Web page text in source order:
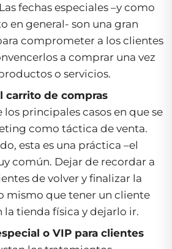
fechas especiales –y como
en general- son una gran
comprometer a los clientes
a comprar una vez
o servicios.
carrito de compras
los principales casos en que se
como táctica de venta.
esta es una práctica –el
común. Dejar de recordar a
de volver y finalizar la
mismo que tener un cliente
la tienda física y dejarlo ir.
o VIP para clientes